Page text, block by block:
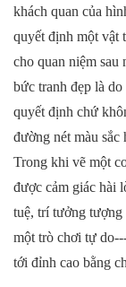
khách quan của
quyết định một vật
cho quan niệm
bức tranh đẹp là
quyết định chứ
đường nét màu
Trong khi vẽ một
được cảm giác hài
tuệ, trí tưởng tượng
một trò chơi tự
tới đỉnh cao bằng